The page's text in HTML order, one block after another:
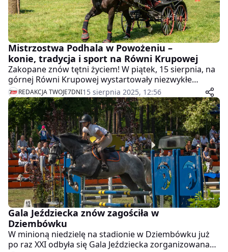
Mistrzostwa Podhala w Powożeniu –
konie, tradycja i sport na Równi Krupowej
Zakopane znów tętni życiem! W piątek, 15 sierpnia, na
górnej Równi Krupowej wystartowały niezwykłe
zawody, które od lat przyciągają tłumy – Mistrzostwa
Podhala w Powożeniu. To jedno z najbardziej
widowiskowych wydarzeń Międzynarodowego
Festiwalu Folkloru Ziem Górskich.
REDAKCJA TWOJE7DNI15 sierpnia 2025, 12:56
Gala Jeździecka znów zagościła w
Dziembówku
W minioną niedzielę na stadionie w Dziembówku już
po raz XXI odbyła się Gala Jeździecka zorganizowana